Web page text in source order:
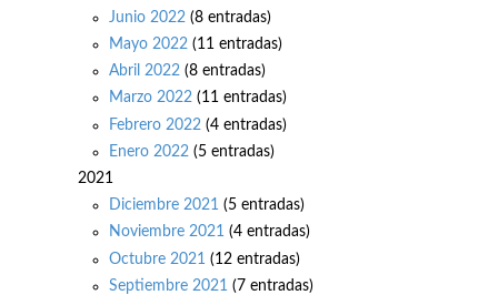
Junio 2022 (8 entradas)
Mayo 2022 (11 entradas)
Abril 2022 (8 entradas)
Marzo 2022 (11 entradas)
Febrero 2022 (4 entradas)
Enero 2022 (5 entradas)
2021
Diciembre 2021 (5 entradas)
Noviembre 2021 (4 entradas)
Octubre 2021 (12 entradas)
Septiembre 2021 (7 entradas)